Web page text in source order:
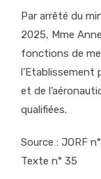
Par arrêté du
2025, Mme
fonctions de
l’Etablissement
et de
qualifiées.
Source : JORF
Texte n° 35